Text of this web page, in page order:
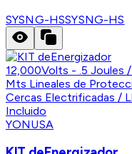
SYSNG-HSSYSNG-HS
YONUSA